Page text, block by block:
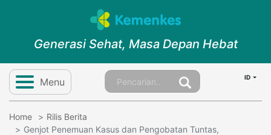
Generasi Sehat, Masa Depan Hebat
Menu ID
Home
Rilis Berita
Genjot Penemuan Kasus dan Pengobatan Tuntas,